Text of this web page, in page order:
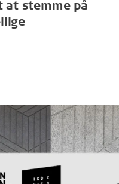
at stemme på